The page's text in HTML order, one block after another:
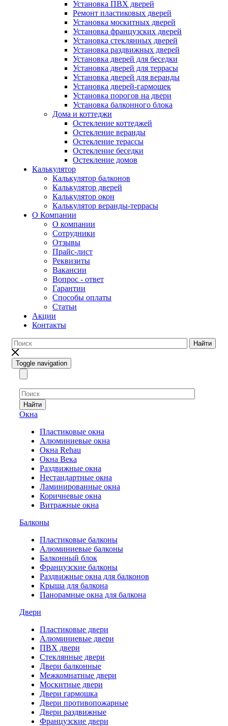
Установка ПВХ дверей
Ремонт пластиковых дверей
Установка москитных дверей
Установка французских дверей
Установка стеклянных дверей
Установка раздвижных дверей
Установка дверей для беседки
Установка дверей для террасы
Установка дверей для веранды
Установка дверей-гармошек
Установка порогов на двери
Установка балконного блока
Дома и коттеджи
Остекление коттеджей
Остекление веранды
Остекление терассы
Остекление беседки
Остекление домов
Калькулятор
Калькулятор балконов
Калькулятор дверей
Калькулятор окон
Калькулятор веранды-террасы
О Компании
О компании
Сотрудники
Отзывы
Прайс-лист
Реквизиты
Вакансии
Вопрос - ответ
Гарантии
Способы оплаты
Статьи
Акции
Контакты
Найти
Toggle navigation
Найти
Окна
Пластиковые окна
Алюминиевые окна
Окна Rehau
Окна Века
Раздвижные окна
Нестандартные окна
Ламинированные окна
Коричневые окна
Витражные окна
Балконы
Пластиковые балконы
Алюминиевые балконы
Балконный блок
Французские балконы
Раздвижные окна для балконов
Крыша для балкона
Панорамные окна для балкона
Двери
Пластиковые двери
Алюминиевые двери
ПВХ двери
Стеклянные двери
Двери балконные
Межкомнатные двери
Москитные двери
Двери гармошка
Двери противопожарные
Двери раздвижные
Французские двери